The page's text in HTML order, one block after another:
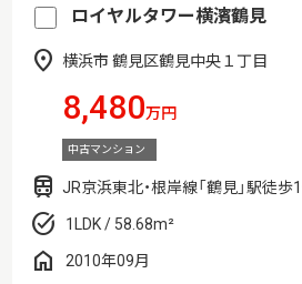
ロイヤルタワー横濱鶴見
横浜市 鶴見区鶴見中央１丁目
8,480万円
中古マンション
JR京浜東北・根岸線「鶴見」駅徒歩
1LDK / 58.68m²
2010年09月